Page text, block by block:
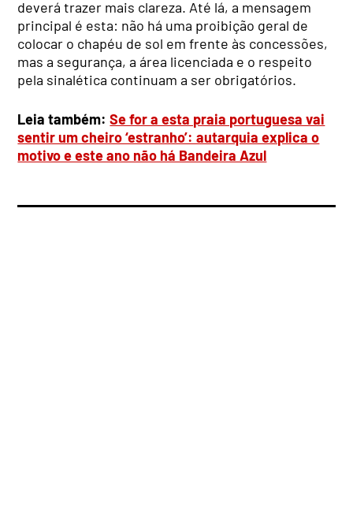
deverá trazer mais clareza. Até lá, a mensagem
principal é esta: não há uma proibição geral de
colocar o chapéu de sol em frente às concessões,
mas a segurança, a área licenciada e o respeito
pela sinalética continuam a ser obrigatórios.
Leia também:Se for a esta praia portuguesa vai
sentir um cheiro ‘estranho’: autarquia explica o
motivo e este ano não há Bandeira Azul